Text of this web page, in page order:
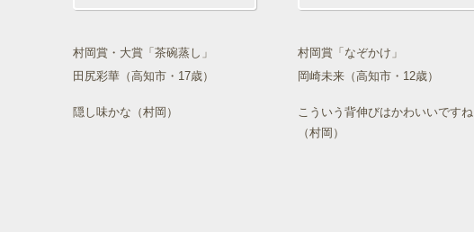
村岡賞・大賞「茶碗蒸し」
田尻彩華（高知市・17歳）
隠し味かな（村岡）
村岡賞「なぞかけ」
岡崎未来（高知市・12歳）
こういう背伸びはかわいいですね
（村岡）